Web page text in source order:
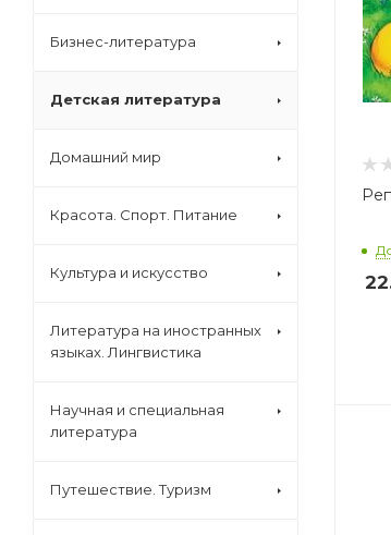
Бизнес-литература
Детская литература
Домашний мир
Красота. Спорт. Питание
Культура и искусство
Литература на иностранных
языках. Лингвистика
Научная и специальная
литература
Путешествие. Туризм